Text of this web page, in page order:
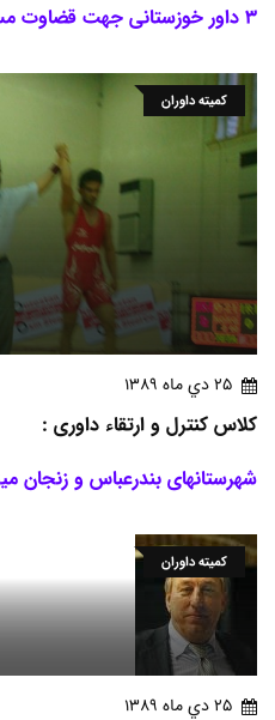
3 داور خوزستانی جهت قضاوت مسابقات انتخاب شدند.
کمیته داوران
25 دي ماه 1389
کلاس کنترل و ارتقاء داوری :
شهرستانهای بندرعباس و زنجان
کمیته داوران
25 دي ماه 1389